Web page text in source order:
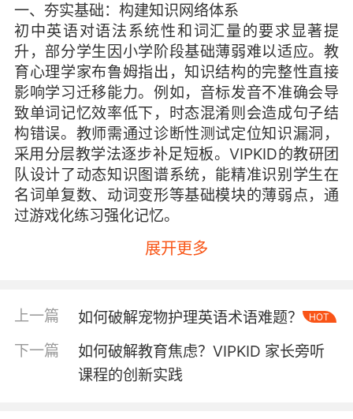
一、夯实基础：构建知识网络体系
初中英语对语法系统性和词汇量的要求显著提
升，部分学生因小学阶段基础薄弱难以适应。教
育心理学家布鲁姆指出，知识结构的完整性直接
影响学习迁移能力。例如，音标发音不准确会导
致单词记忆效率低下，时态混淆则会造成句子结
构错误。教师需通过诊断性测试定位知识漏洞，
采用分层教学法逐步补足短板。VIPKID的教研团
队设计了动态知识图谱系统，能精准识别学生在
名词单复数、动词变形等基础模块的薄弱点，通
过游戏化练习强化记忆。
词汇积累方面，单纯背诵课本单词表已无法满足
结合《新课标》主题词汇表，通过英文原著简写
教常采用"单词家族"教学法，将拼写、发音、用
法相似的词汇串联讲解，帮助学生建立语义网
展开更多
上一篇 如何破解宠物护理英语术语难题？ HOT
下一篇
如何破解教育焦虑？VIPKID 家长旁听
课程的创新实践